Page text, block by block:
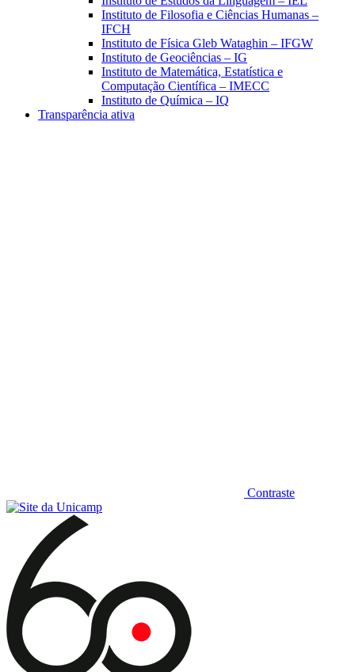
Instituto de Filosofia e Ciências Humanas –
IFCH
Instituto de Física Gleb Wataghin – IFGW
Instituto de Geociências – IG
Instituto de Matemática, Estatística e
Computação Científica – IMECC
Instituto de Química – IQ
Transparência ativa
Contraste